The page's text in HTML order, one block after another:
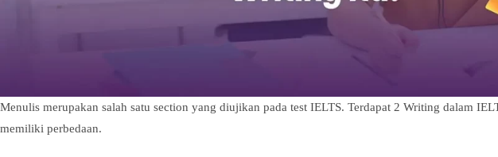
Menulis merupakan salah satu section yang diujikan pada test IELTS. Terdapat 2 Writing dalam
memiliki perbedaan.